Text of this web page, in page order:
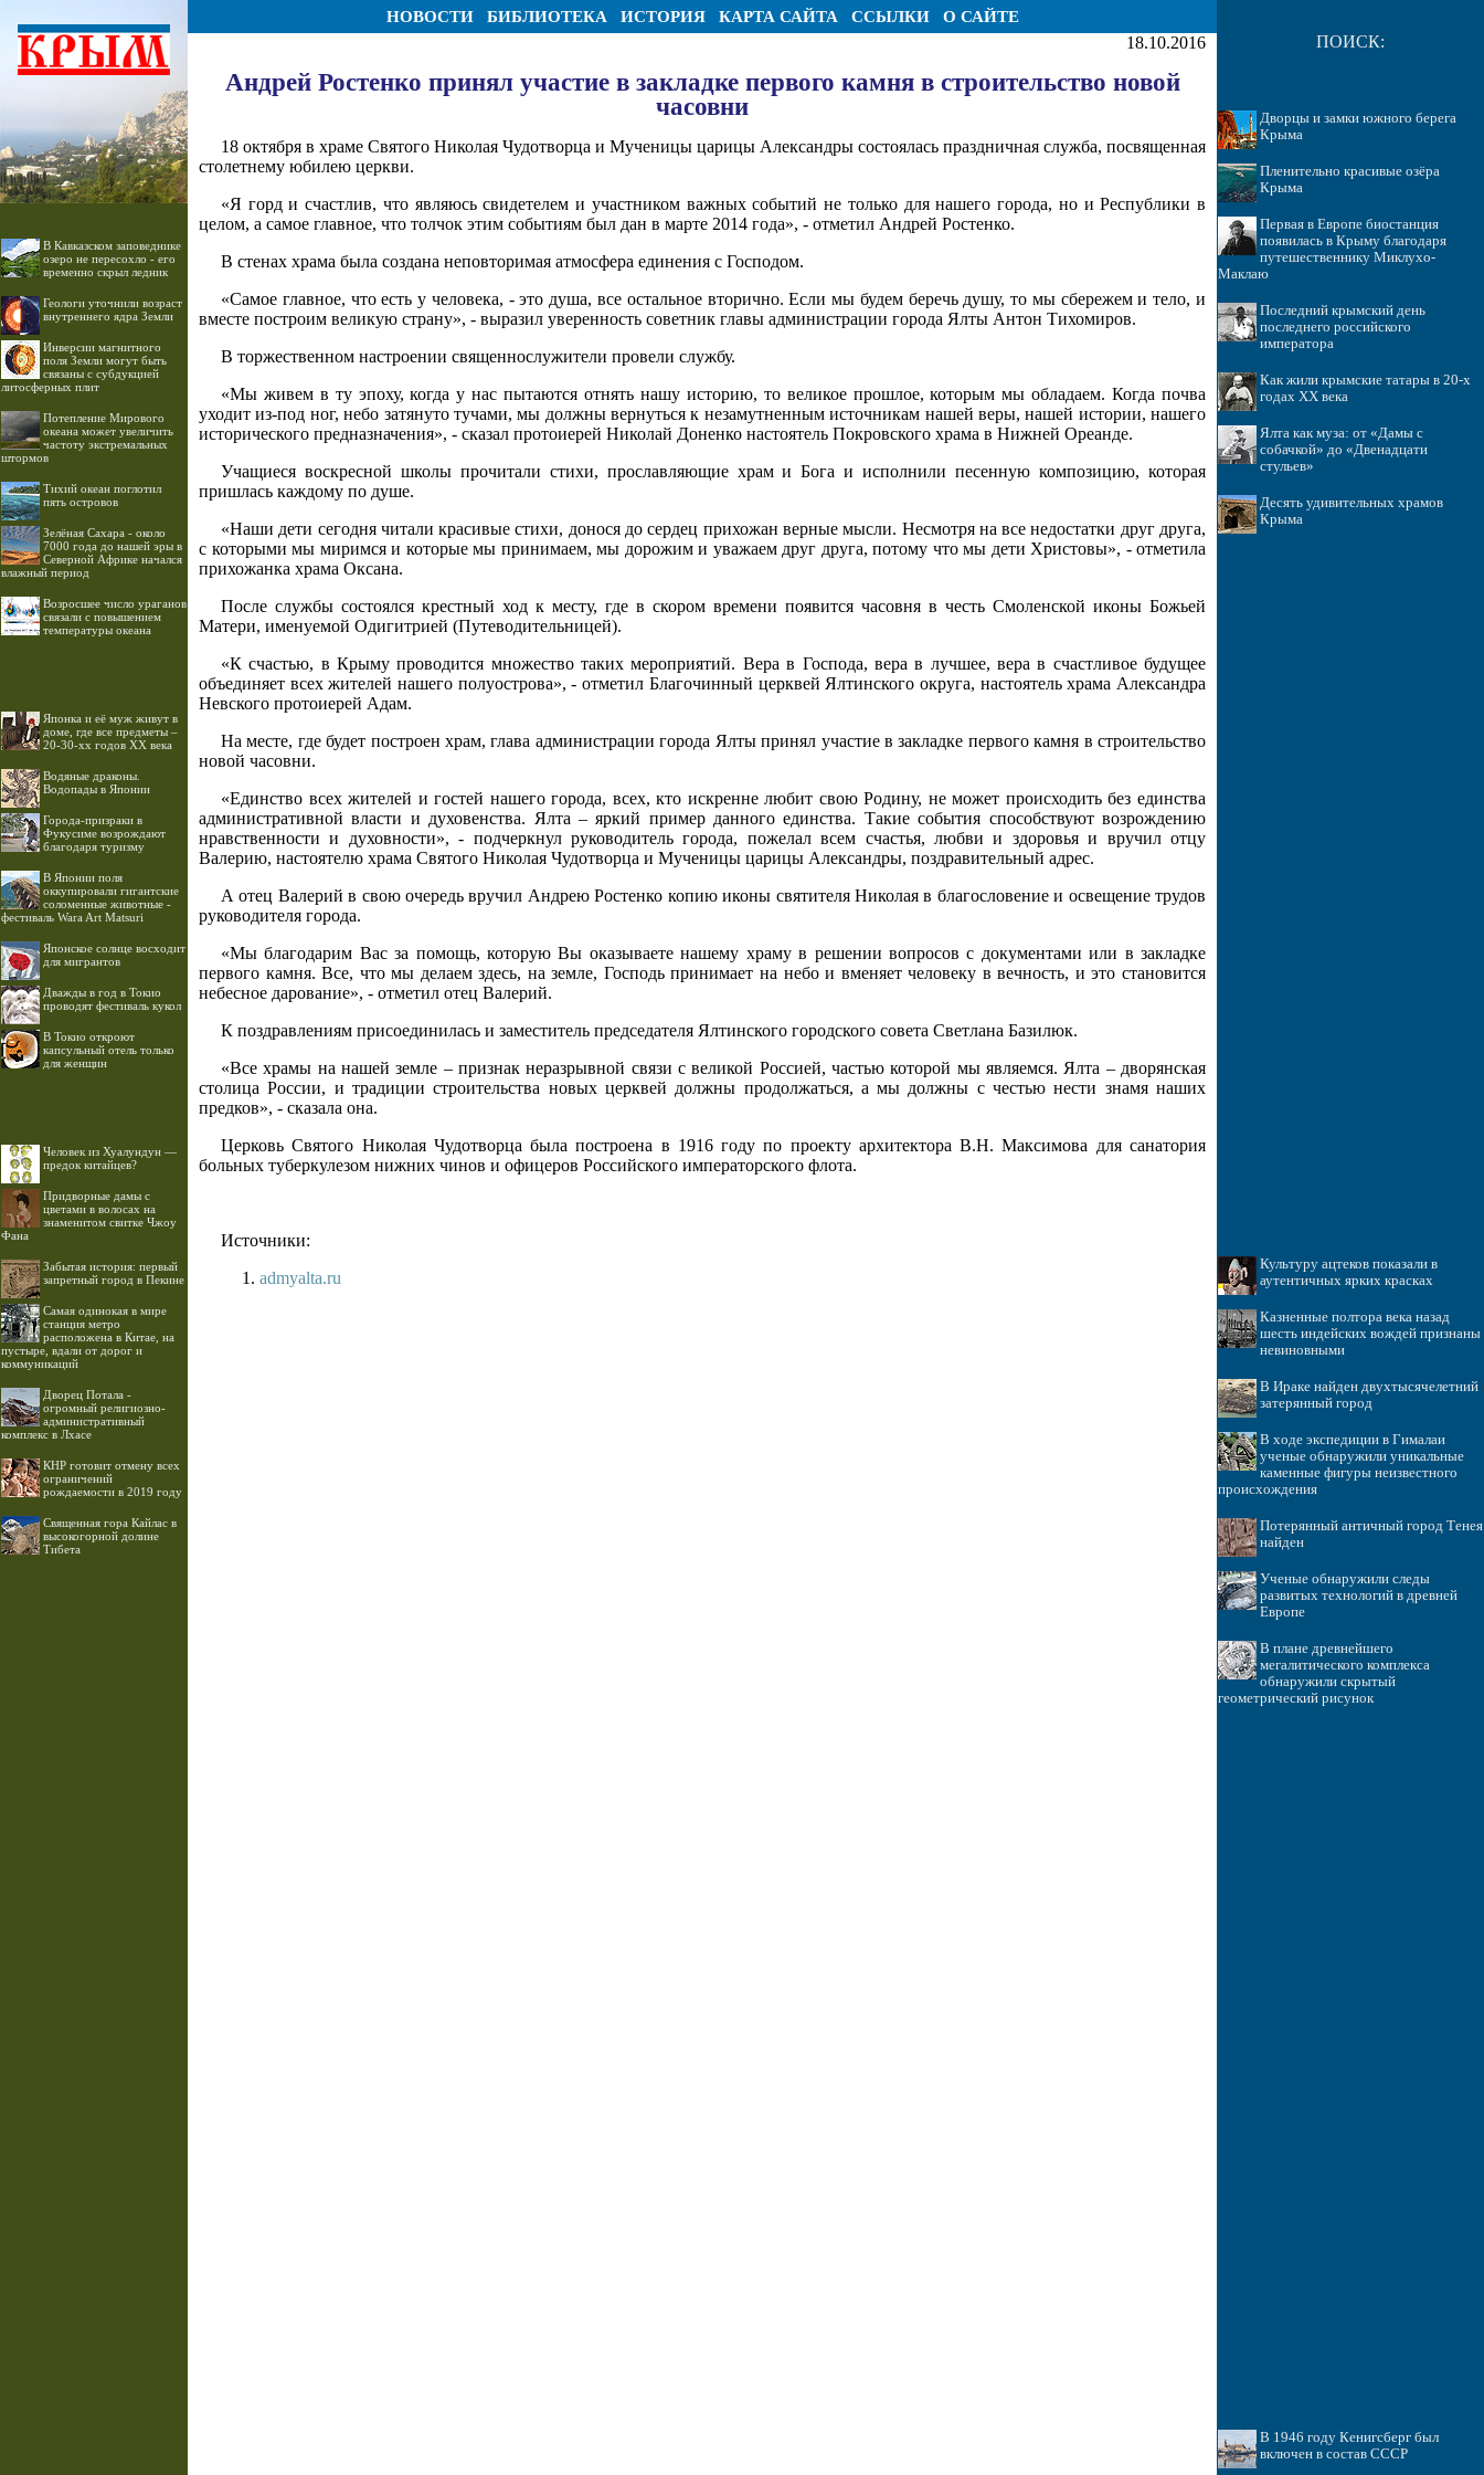
НОВОСТИ БИБЛИОТЕКА ИСТОРИЯ КАРТА САЙТА ССЫЛКИ О САЙТЕ
В Кавказском заповеднике
озеро не пересохло - его
временно скрыл ледник
Геологи уточнили возраст
внутреннего ядра Земли
Инверсии магнитного
поля Земли могут быть
связаны с субдукцией
литосферных плит
Потепление Мирового
океана может увеличить
частоту экстремальных
штормов
Тихий океан поглотил
пять островов
Зелёная Сахара - около
7000 года до нашей эры в
Северной Африке начался
влажный период
Возросшее число ураганов
связали с повышением
температуры океана
Японка и её муж живут в
доме, где все предметы –
20-30-хх годов XX века
Водяные драконы.
Водопады в Японии
Города-призраки в
Фукусиме возрождают
благодаря туризму
В Японии поля
оккупировали гигантские
соломенные животные -
фестиваль Wara Art Matsuri
Японское солнце восходит
для мигрантов
Дважды в год в Токио
проводят фестиваль кукол
В Токио откроют
капсульный отель только
для женщин
Человек из Хуалундун —
предок китайцев?
Придворные дамы с
цветами в волосах на
знаменитом свитке Чжоу
Фана
Забытая история: первый
запретный город в Пекине
Самая одинокая в мире
станция метро
расположена в Китае, на
пустыре, вдали от дорог и
коммуникаций
Дворец Потала -
огромный религиозно-
административный
комплекс в Лхасе
КНР готовит отмену всех
ограничений
рождаемости в 2019 году
Священная гора Кайлас в
высокогорной долине
Тибета
18.10.2016
Андрей Ростенко принял участие в закладке первого камня в строительство новой
часовни
18 октября в храме Святого Николая Чудотворца и Мученицы царицы Александры состоялась праздничная служба, посвященная
столетнему юбилею церкви.
«Я горд и счастлив, что являюсь свидетелем и участником важных событий не только для нашего города, но и Республики в
целом, а самое главное, что толчок этим событиям был дан в марте 2014 года», - отметил Андрей Ростенко.
В стенах храма была создана неповторимая атмосфера единения с Господом.
«Самое главное, что есть у человека, - это душа, все остальное вторично. Если мы будем беречь душу, то мы сбережем и тело, и
вместе построим великую страну», - выразил уверенность советник главы администрации города Ялты Антон Тихомиров.
В торжественном настроении священнослужители провели службу.
«Мы живем в ту эпоху, когда у нас пытаются отнять нашу историю, то великое прошлое, которым мы обладаем. Когда почва
уходит из-под ног, небо затянуто тучами, мы должны вернуться к незамутненным источникам нашей веры, нашей истории, нашего
исторического предназначения», - сказал протоиерей Николай Доненко настоятель Покровского храма в Нижней Ореанде.
Учащиеся воскресной школы прочитали стихи, прославляющие храм и Бога и исполнили песенную композицию, которая
пришлась каждому по душе.
«Наши дети сегодня читали красивые стихи, донося до сердец прихожан верные мысли. Несмотря на все недостатки друг друга,
с которыми мы миримся и которые мы принимаем, мы дорожим и уважаем друг друга, потому что мы дети Христовы», - отметила
прихожанка храма Оксана.
После службы состоялся крестный ход к месту, где в скором времени появится часовня в честь Смоленской иконы Божьей
Матери, именуемой Одигитрией (Путеводительницей).
«К счастью, в Крыму проводится множество таких мероприятий. Вера в Господа, вера в лучшее, вера в счастливое будущее
объединяет всех жителей нашего полуострова», - отметил Благочинный церквей Ялтинского округа, настоятель храма Александра
Невского протоиерей Адам.
На месте, где будет построен храм, глава администрации города Ялты принял участие в закладке первого камня в строительство
новой часовни.
«Единство всех жителей и гостей нашего города, всех, кто искренне любит свою Родину, не может происходить без единства
административной власти и духовенства. Ялта – яркий пример данного единства. Такие события способствуют возрождению
нравственности и духовности», - подчеркнул руководитель города, пожелал всем счастья, любви и здоровья и вручил отцу
Валерию, настоятелю храма Святого Николая Чудотворца и Мученицы царицы Александры, поздравительный адрес.
А отец Валерий в свою очередь вручил Андрею Ростенко копию иконы святителя Николая в благословение и освещение трудов
руководителя города.
«Мы благодарим Вас за помощь, которую Вы оказываете нашему храму в решении вопросов с документами или в закладке
первого камня. Все, что мы делаем здесь, на земле, Господь принимает на небо и вменяет человеку в вечность, и это становится
небесное дарование», - отметил отец Валерий.
К поздравлениям присоединилась и заместитель председателя Ялтинского городского совета Светлана Базилюк.
«Все храмы на нашей земле – признак неразрывной связи с великой Россией, частью которой мы являемся. Ялта – дворянская
столица России, и традиции строительства новых церквей должны продолжаться, а мы должны с честью нести знамя наших
предков», - сказала она.
Церковь Святого Николая Чудотворца была построена в 1916 году по проекту архитектора В.Н. Максимова для санатория
больных туберкулезом нижних чинов и офицеров Российского императорского флота.
Источники:
admyalta.ru
ПОИСК:
Дворцы и замки южного берега
Крыма
Пленительно красивые озёра
Крыма
Первая в Европе биостанция
появилась в Крыму благодаря
путешественнику Миклухо-
Маклаю
Последний крымский день
последнего российского
императора
Как жили крымские татары в 20-х
годах ХХ века
Ялта как муза: от «Дамы с
собачкой» до «Двенадцати
стульев»
Десять удивительных храмов
Крыма
Культуру ацтеков показали в
аутентичных ярких красках
Казненные полтора века назад
шесть индейских вождей признаны
невиновными
В Ираке найден двухтысячелетний
затерянный город
В ходе экспедиции в Гималаи
ученые обнаружили уникальные
каменные фигуры неизвестного
происхождения
Потерянный античный город Тенея
найден
Ученые обнаружили следы
развитых технологий в древней
Европе
В плане древнейшего
мегалитического комплекса
обнаружили скрытый
геометрический рисунок
В 1946 году Кенигсберг был
включен в состав СССР